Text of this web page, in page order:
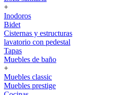
+
Inodoros
Bidet
Cisternas y estructuras
lavatorio con pedestal
Tapas
Muebles de baño
+
Muebles classic
Muebles prestige